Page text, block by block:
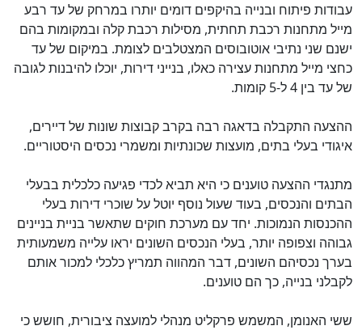
עבודות פיתוח ובנייה בהיקפים דומים יותרו במרחק של עד רבע
מייל מתחנות רכבת תחתית, מסילות רכבת קלה ובמקומות בהם
ישנם שני נתיבי אוטובוסים המצטלבים לצומת. במיקום של עד
כחצי מייל מתחנות עצירה כאלו, בנייני דירות, יוכלו להיבנות לגובה
של עד בין 4 ל-5 קומות.
ההצעה התקבלה בדאגה רבה בקרב קבוצות שונות של דיירים,
איגודי בעלי בתים, מועצות שכונתיות ומשמרי נכסים היסטוריים.
מתנגדי ההצעה טוענים כי היא תביא לכדי פגיעה כלכלית בבעלי
הבתים והנכסים, בעוד שעול נוסף יוטל על שוכרי דירות בעלי
ההכנסות הנמוכות. יחד עם מערכת חוקים שתאשר בניית בניינים
גבוהה וצפופה יותר, בעלי הנכסים השונים יראו עלייה משמעותית
בערך נכסיהם השונים, דבר המהווה תמריץ כלכלי למכור אותם
לקבלני בנייה, כך הם טוענים.
ששי האנומן, המשמש פרקליט מנהלי למועצה ציבורית, חושש כי